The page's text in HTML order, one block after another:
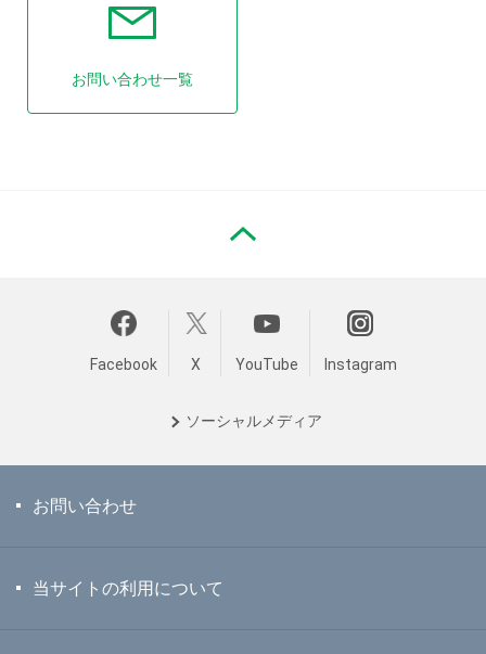
お問い合わせ一覧
Facebook X YouTube Instagram
ソーシャル メディア
お問い合わせ
当サイトの利用について